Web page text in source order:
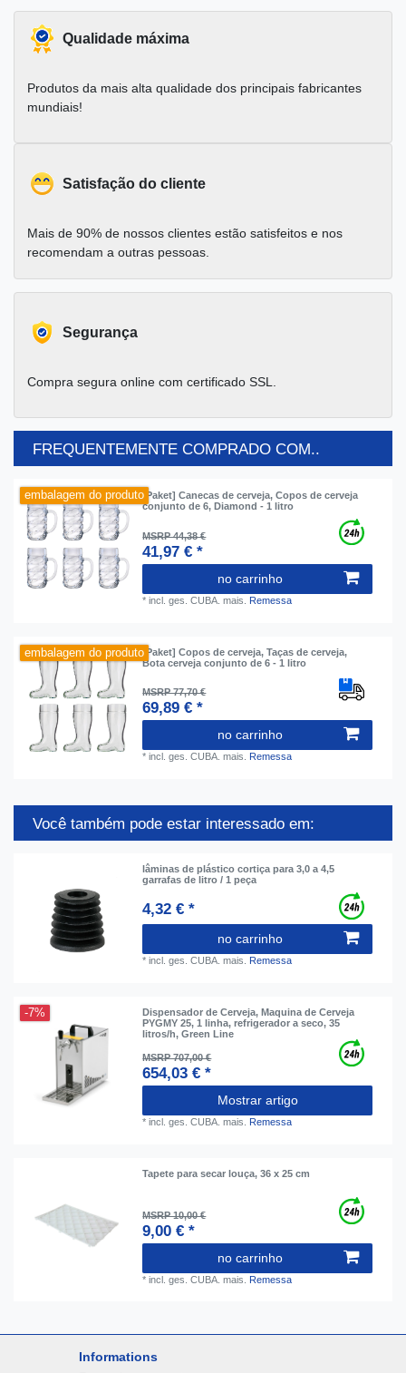
Qualidade máxima
Produtos da mais alta qualidade dos principais fabricantes
mundiais!
Satisfação do cliente
Mais de 90% de nossos clientes estão satisfeitos e nos
recomendam a outras pessoas.
Segurança
Compra segura online com certificado SSL.
FREQUENTEMENTE COMPRADO COM..
embalagem do produto[Paket] Canecas de cerveja, Copos de cerveja
conjunto de 6, Diamond - 1 litro
MSRP 44,38 €
41,97 € *
no carrinho
*incl. ges. CUBA. mais. Remessa
embalagem do produto[Paket] Copos de cerveja, Taças de cerveja,
Bota cerveja conjunto de 6 - 1 litro
MSRP 77,70 €
69,89 € *
no carrinho
*incl. ges. CUBA. mais. Remessa
Você também pode estar interessado em:
lâminas de plástico cortiça para 3,0 a 4,5
garrafas de litro / 1 peça
4,32 € *
no carrinho
*incl. ges. CUBA. mais. Remessa
-7%
Dispensador de Cerveja, Maquina de Cerveja
PYGMY 25, 1 linha, refrigerador a seco, 35
litros/h, Green Line
MSRP 707,00 €
654,03 € *
Mostrar artigo
*incl. ges. CUBA. mais. Remessa
Tapete para secar louça, 36 x 25 cm
MSRP 10,00 €
9,00 € *
no carrinho
*incl. ges. CUBA. mais. Remessa
Informations